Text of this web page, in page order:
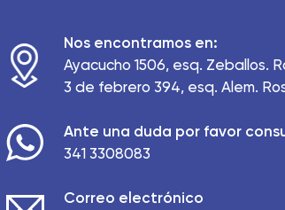
Nos encontramos en:
Ayacucho 1506, esq. Zeballos.
3 de febrero 394, esq. Alem.
Ante una duda por favor
341 3308083
Correo electrónico